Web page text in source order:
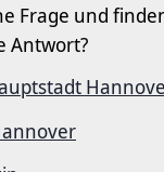
Frage und
Antwort?